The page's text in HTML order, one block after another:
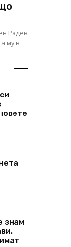
Радев
му в
знам